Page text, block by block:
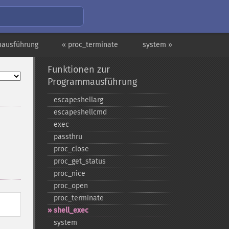
system »
« proc_terminate
Funktionen zur
Programmausführung
escapeshellarg
escapeshellcmd
exec
passthru
proc_​close
proc_​get_​status
proc_​nice
proc_​open
proc_​terminate
shell_​exec
system